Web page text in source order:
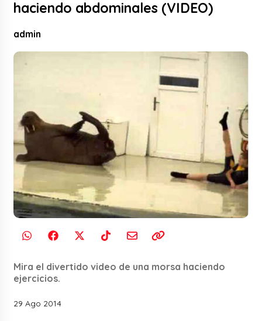
haciendo abdominales (VIDEO)
admin
Mira el divertido video de una morsa haciendo
ejercicios.
29 Ago 2014